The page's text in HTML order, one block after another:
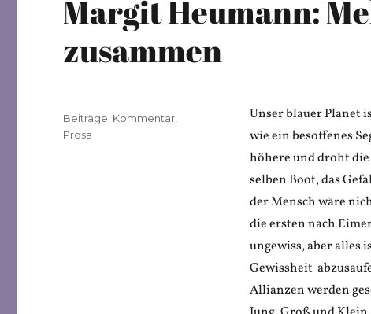
Margit Heumann:
zusammen
Unser blauer Planet
wie ein besoffenes
höhere und droht
selben Boot, das
der Mensch wäre
die ersten nach
ungewiss, aber
Gewissheit
Allianzen werden
Veröffentlicht
am
Kategorien
Beiträge Kommentar
Prosa